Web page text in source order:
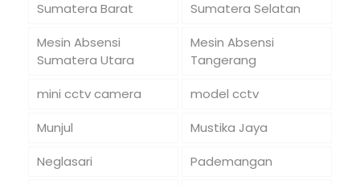
Sumatera Barat
Sumatera Selatan
Mesin Absensi
Sumatera Utara
Mesin Absensi
Tangerang
mini cctv camera
model cctv
Munjul
Mustika Jaya
Neglasari
Pademangan